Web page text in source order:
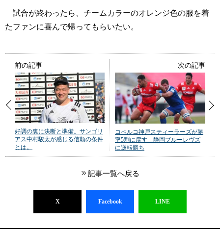
試合が終わったら、チームカラーのオレンジ色の服を着
たファンに喜んで帰ってもらいたい。
前の記事
好調の裏に決断と準備。サンゴリ
アス中村駿太が感じる信頼の条件
とは。
次の記事
コベルコ神戸スティーラーズが勝
率5割に戻す 静岡ブルーレヴズ
に逆転勝ち
記事一覧へ戻る
X Facebook LINE